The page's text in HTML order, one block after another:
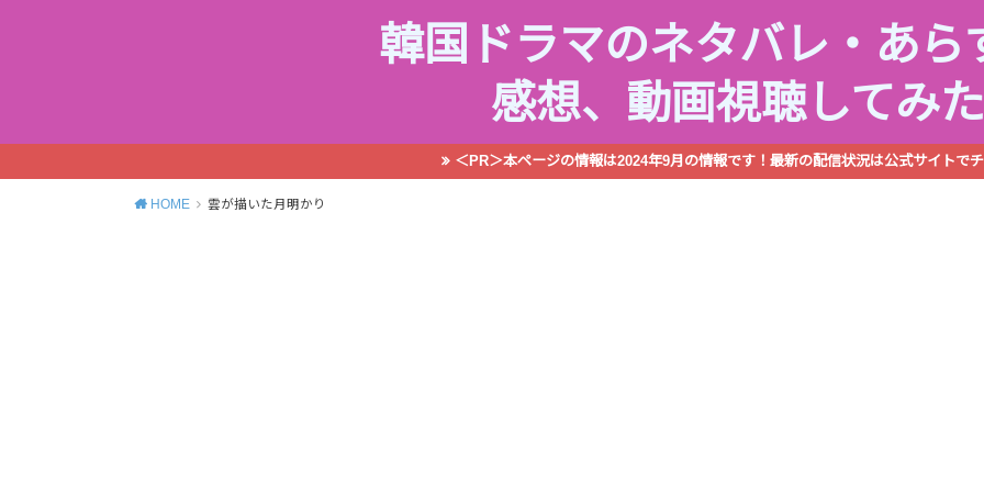
韓国ドラマのネタバレ・あら
感想、動画視聴してみた
＜PR＞本ページの情報は2024年9月の情報です！最新の配信状況は公式サイトで
HOME 雲が描いた月明かり